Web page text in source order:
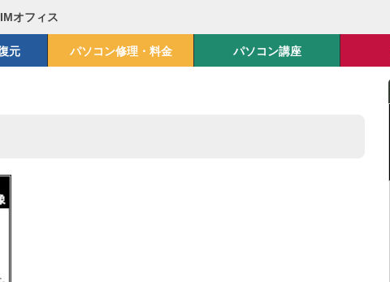
オフィス
元 パソコン修理・料金 パソコン講座